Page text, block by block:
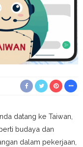
datang ke Taiwan,
budaya dan
dalam pekerjaan,